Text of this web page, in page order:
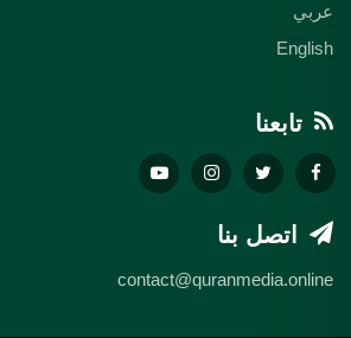
عربي
English
تابعنا
اتصل بنا
contact@quranmedia.online